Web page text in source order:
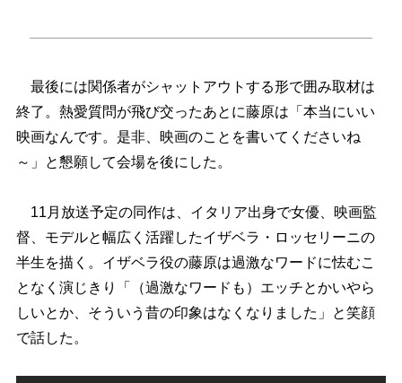
最後には関係者がシャットアウトする形で囲み取材は
終了。熱愛質問が飛び交ったあとに藤原は「本当にいい
映画なんです。是非、映画のことを書いてくださいね
～」と懇願して会場を後にした。
11月放送予定の同作は、イタリア出身で女優、映画監
督、モデルと幅広く活躍したイザベラ・ロッセリーニの
半生を描く。イザベラ役の藤原は過激なワードに怯むこ
となく演じきり「（過激なワードも）エッチとかいやら
しいとか、そういう昔の印象はなくなりました」と笑顔
で話した。